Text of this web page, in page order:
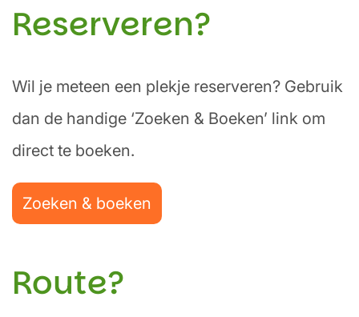
Reserveren?
Wil je meteen een plekje reserveren? Gebruik
dan de handige ‘Zoeken & Boeken’ link om
direct te boeken.
Zoeken & boeken
Route?